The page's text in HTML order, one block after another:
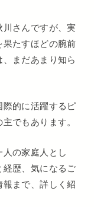
さんですが、実
たすほどの腕前
まだあまり知ら
的に活躍するピ
でもあります。
の家庭人とし
歴、気になるご
まで、詳しく紹